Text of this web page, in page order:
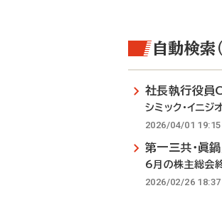
自動検索
社長執行役員
シミック・イニジ
2026/04/01 19:15
第一三共・眞
6月の株主総会
2026/02/26 18:37